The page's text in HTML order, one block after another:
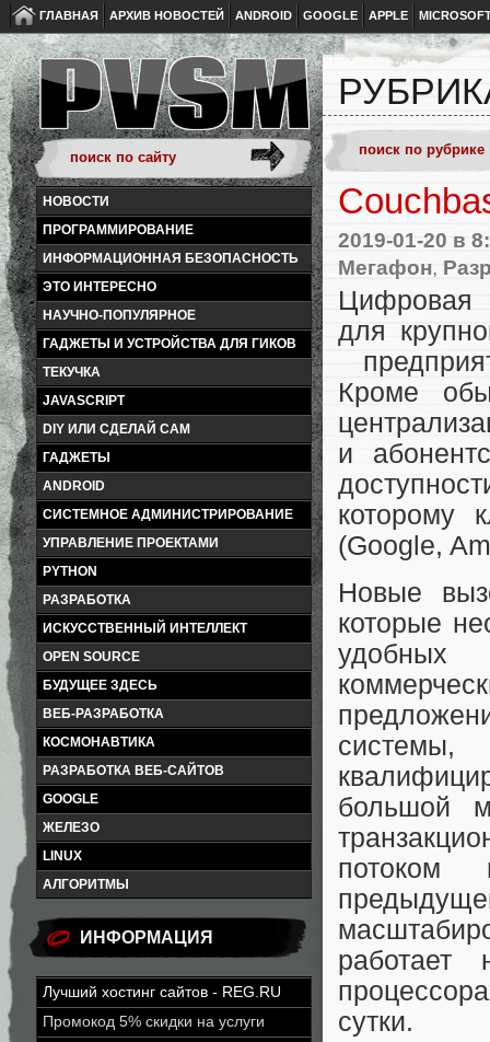
ГЛАВНАЯ АРХИВ НОВОСТЕЙ ANDROID GOOGLE APPLE
НОВОСТИ
ПРОГРАММИРОВАНИЕ
ИНФОРМАЦИОННАЯ БЕЗОПАСНОСТЬ
ЭТО ИНТЕРЕСНО
НАУЧНО-ПОПУЛЯРНОЕ
ГАДЖЕТЫ И УСТРОЙСТВА ДЛЯ ГИКОВ
ТЕКУЧКА
JAVASCRIPT
DIY ИЛИ СДЕЛАЙ САМ
ГАДЖЕТЫ
ANDROID
СИСТЕМНОЕ АДМИНИСТРИРОВАНИЕ
УПРАВЛЕНИЕ ПРОЕКТАМИ
PYTHON
РАЗРАБОТКА
ИСКУССТВЕННЫЙ ИНТЕЛЛЕКТ
OPEN SOURCE
БУДУЩЕЕ ЗДЕСЬ
ВЕБ-РАЗРАБОТКА
КОСМОНАВТИКА
РАЗРАБОТКА ВЕБ-САЙТОВ
GOOGLE
ЖЕЛЕЗО
LINUX
АЛГОРИТМЫ
ИНФОРМАЦИЯ
Лучший хостинг сайтов - REG.RU
Промокод 5% скидки на услуги
2019-01-20 в
Мегафон,
Цифровая
для
Кроме
и
которому
(Google,
Новые
которые
удобных
большой
потоком
сутки.